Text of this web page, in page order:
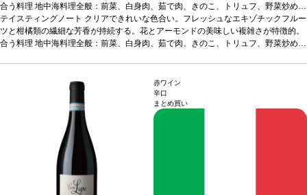
合う料理 地中海料理全般：前菜、白身肉、茹で肉、きのこ、トリュフ、野菜炒め、
魚介類などと好相性。 葡萄品種ヴェルディッキオ 90%、マルヴァジア 10%*本ヴ
ィンテージが在庫切れの場合、在庫があり価格が同様の場合は自動的に次のヴィン
テージに変更されますのでご了承ください。
テイスティングノート クリアできれいな色合い。フレッシュなエキゾチックフルー
ツと柑橘類の繊細な芳香が持続する。花とアーモンドの美味しい複雑さが特徴的。
合う料理 地中海料理全般：前菜、白身肉、茹で肉、きのこ、トリュフ、野菜炒め、
テージに変更されますのでご了承ください。赤ワイン
辛口
まとめ買い